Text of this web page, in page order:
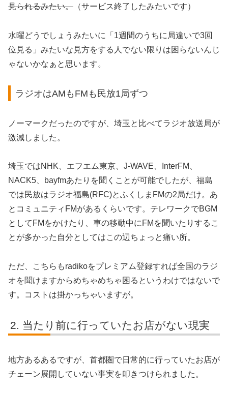
見られるみたい。 （サービス終了したみたいです）
水曜どうでしょうみたいに「1週間のうちに局違いで3回
位見る」みたいな見方をする人でない限りは困らないんじ
ゃないかなぁと思います。
ラジオはAMもFMも民放1局ずつ
ノーマークだったのですが、埼玉と比べてラジオ放送局が
激減しました。
埼玉ではNHK、エフエム東京、J-WAVE、InterFM、
NACK5、bayfmあたりを聞くことが可能でしたが、福島
では民放はラジオ福島(RFC)とふくしまFMの2局だけ。あ
とコミュニティFMがあるくらいです。テレワークでBGM
としてFMをかけたり、車の移動中にFMを聞いたりするこ
とが多かった自分としてはこの辺ちょっと痛い所。
ただ、こちらもradikoをプレミアム登録すれば全国のラジ
オを聞けますからめちゃめちゃ困るというわけではないで
す。コストは掛かっちゃいますが。
当たり前に行っていたお店がない現実
地方あるあるですが、首都圏で日常的に行っていたお店が
チェーン展開していない事実を叩きつけられました。